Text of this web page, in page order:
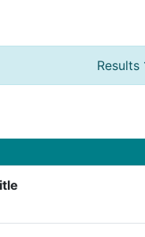
Results